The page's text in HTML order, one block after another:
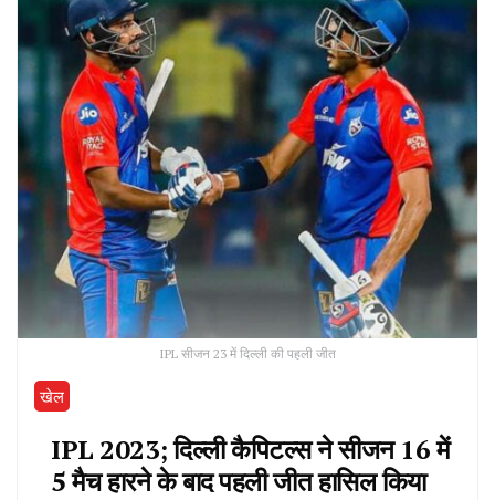
IPL सीजन 23 में दिल्ली की पहली जीत
खेल
IPL 2023; दिल्ली कैपिटल्स ने सीजन 16 में
5 मैच हारने के बाद पहली जीत हासिल किया